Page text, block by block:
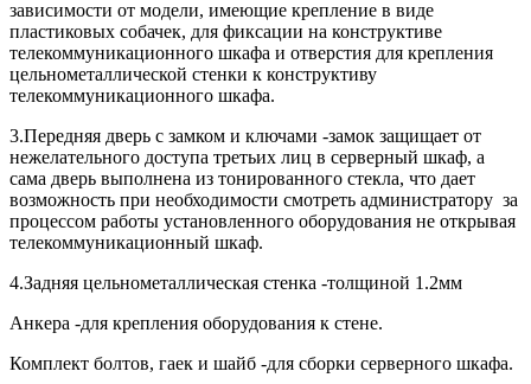
зависимости от модели, имеющие крепление в виде
пластиковых собачек, для фиксации на конструктиве
телекоммуникационного шкафа и отверстия для крепления
цельнометаллической стенки к конструктиву
телекоммуникационного шкафа.
3.Передняя дверь с замком и ключами -замок защищает от
нежелательного доступа третьих лиц в серверный шкаф, а
сама дверь выполнена из тонированного стекла, что дает
возможность при необходимости смотреть администратору за
процессом работы установленного оборудования не открывая
телекоммуникационный шкаф.
4.Задняя цельнометаллическая стенка -толщиной 1.2мм
Анкера -для крепления оборудования к стене.
Комплект болтов, гаек и шайб -для сборки серверного шкафа.